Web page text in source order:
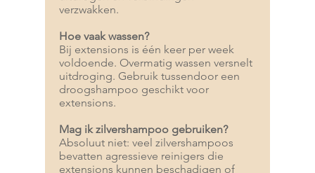
verzwakken.
Hoe vaak wassen?
Bij extensions is één keer per week
voldoende. Overmatig wassen versnelt
uitdroging. Gebruik tussendoor een
droogshampoo geschikt voor
extensions.
Mag ik zilvershampoo gebruiken?
Absoluut niet: veel zilvershampoos
bevatten agressieve reinigers die
extensions kunnen beschadigen of